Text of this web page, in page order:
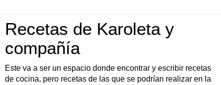
Recetas de Karoleta y
compañía
Este va a ser un espacio donde encontrar y escribir recetas
de cocina, pero recetas de las que se podrían realizar en la